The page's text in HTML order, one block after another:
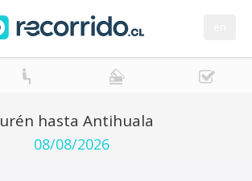
hasta Antihuala
08/08/2026